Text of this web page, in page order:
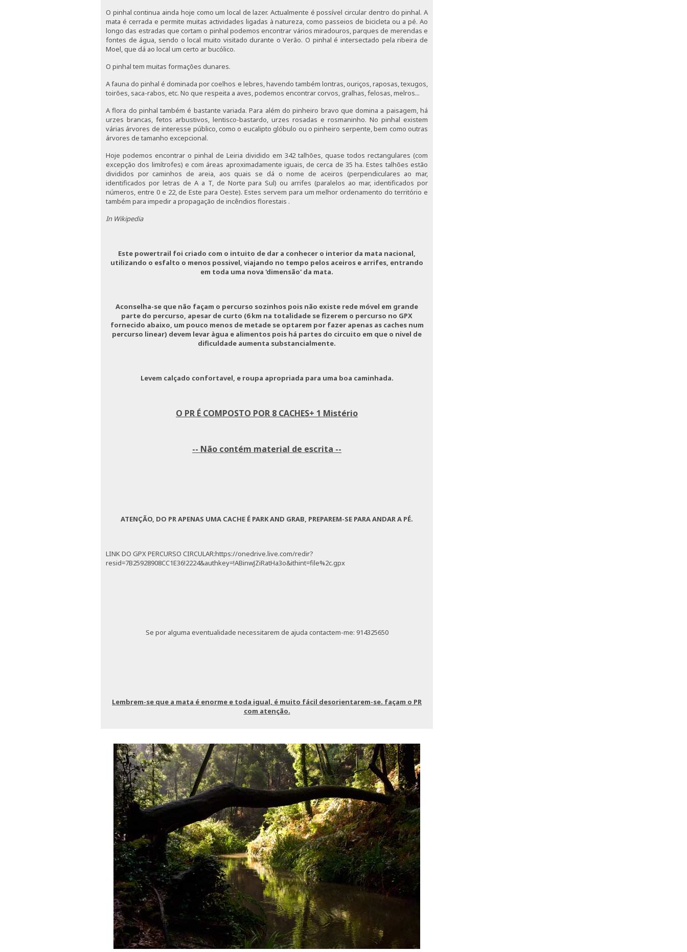
O pinhal continua ainda hoje como um local de lazer. Actualmente é possível circular dentro do pinhal. A
mata é cerrada e permite muitas actividades ligadas à natureza, como passeios de bicicleta ou a pé. Ao
longo das estradas que cortam o pinhal podemos encontrar vários miradouros, parques de merendas e
fontes de água, sendo o local muito visitado durante o Verão. O pinhal é intersectado pela ribeira de
Moel, que dá ao local um certo ar bucólico.
O pinhal tem muitas formações dunares.
A fauna do pinhal é dominada por coelhos e lebres, havendo também lontras, ouriços, raposas, texugos,
toirões, saca-rabos, etc. No que respeita a aves, podemos encontrar corvos, gralhas, felosas, melros...
A flora do pinhal também é bastante variada. Para além do pinheiro bravo que domina a paisagem, há
urzes brancas, fetos arbustivos, lentisco-bastardo, urzes rosadas e rosmaninho. No pinhal existem
várias árvores de interesse público, como o eucalipto glóbulo ou o pinheiro serpente, bem como outras
árvores de tamanho excepcional.
Hoje podemos encontrar o pinhal de Leiria dividido em 342 talhões, quase todos rectangulares (com
excepção dos limítrofes) e com áreas aproximadamente iguais, de cerca de 35 ha. Estes talhões estão
divididos por caminhos de areia, aos quais se dá o nome de aceiros (perpendiculares ao mar,
identificados por letras de A a T, de Norte para Sul) ou arrifes (paralelos ao mar, identificados por
números, entre 0 e 22, de Este para Oeste). Estes servem para um melhor ordenamento do território e
também para impedir a propagação de incêndios florestais .
In Wikipedia
Este powertrail foi criado com o intuito de dar a conhecer o interior da mata nacional,
utilizando o esfalto o menos possivel, viajando no tempo pelos aceiros e arrifes, entrando
em toda uma nova 'dimensão' da mata.
Aconselha-se que não façam o percurso sozinhos pois não existe rede móvel em grande
parte do percurso, apesar de curto (6 km na totalidade se fizerem o percurso no GPX
fornecido abaixo, um pouco menos de metade se optarem por fazer apenas as caches num
percurso linear) devem levar àgua e alimentos pois há partes do circuito em que o nivel de
dificuldade aumenta substancialmente.
Levem calçado confortavel, e roupa apropriada para uma boa caminhada.
O PR É COMPOSTO POR 8 CACHES+ 1 Mistério
-- Não contém material de escrita --
ATENÇÃO, DO PR APENAS UMA CACHE É PARK AND GRAB, PREPAREM-SE PARA ANDAR A PÉ.
LINK DO GPX PERCURSO CIRCULAR:https://onedrive.live.com/redir?
resid=7B25928908CC1E36!2224&authkey=!ABinwJZiRatHa3o&ithint=file%2c.gpx
Se por alguma eventualidade necessitarem de ajuda contactem-me: 914325650
Lembrem-se que a mata é enorme e toda igual, é muito fácil desorientarem-se. façam o PR
com atenção.